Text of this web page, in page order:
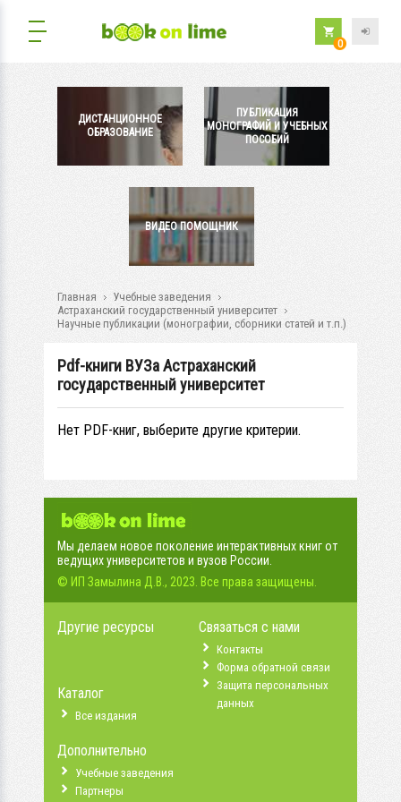
0
ДИСТАНЦИОННОЕ
ОБРАЗОВАНИЕ
ПУБЛИКАЦИЯ
МОНОГРАФИЙ И УЧЕБНЫХ
ПОСОБИЙ
ВИДЕО ПОМОЩНИК
Главная
Учебные заведения
Астраханский государственный университет
Научные публикации (монографии, сборники статей и т.п.)
Pdf-книги ВУЗа Астраханский
государственный университет
Нет PDF-книг, выберите другие критерии.
Мы делаем новое поколение интерактивных книг от
ведущих университетов и вузов России.
© ИП Замылина Д.В., 2023. Все права защищены.
Другие ресурсы
Каталог
Все издания
Дополнительно
Учебные заведения
Партнеры
Связаться с нами
Контакты
Форма обратной связи
Защита персональных
данных